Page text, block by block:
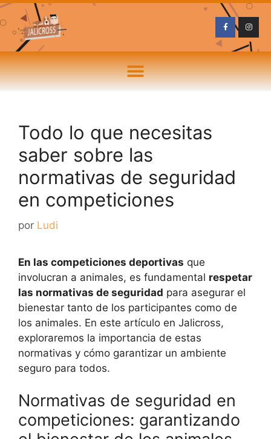
Todo lo que necesitas
saber sobre las
normativas de seguridad
en competiciones
por Ludi
En las competiciones deportivas que
involucran a animales, es fundamental respetar
las normativas de seguridad para asegurar el
bienestar tanto de los participantes como de
los animales. En este artículo en Jalicross,
exploraremos la importancia de estas
normativas y cómo garantizar un ambiente
seguro para todos.
Normativas de seguridad en
competiciones: garantizando